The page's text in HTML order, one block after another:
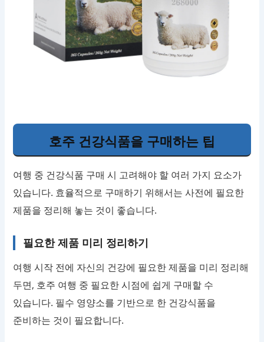
호주 건강식품을 구매하는 팁
여행 중 건강식품 구매 시 고려해야 할 여러 가지 요소가
있습니다. 효율적으로 구매하기 위해서는 사전에 필요한
제품을 정리해 놓는 것이 좋습니다.
필요한 제품 미리 정리하기
여행 시작 전에 자신의 건강에 필요한 제품을 미리 정리해
두면, 호주 여행 중 필요한 시점에 쉽게 구매할 수
있습니다. 필수 영양소를 기반으로 한 건강식품을
준비하는 것이 필요합니다.